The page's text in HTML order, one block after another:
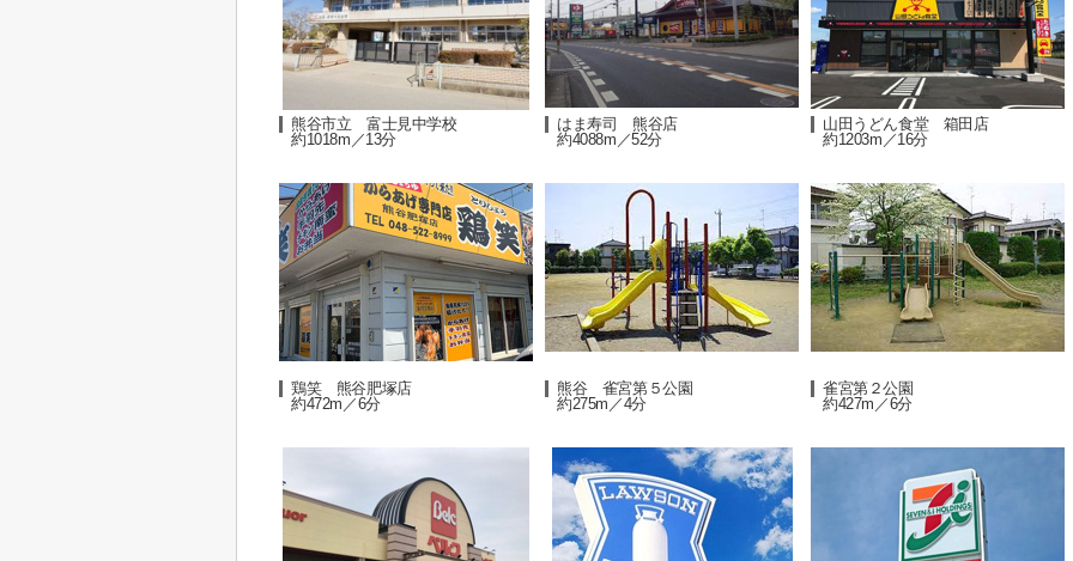
熊谷市立 富士見中学校
約1018m／13分
はま寿司 熊谷店
約4088m／52分
山田うどん食堂 箱田店
約1203m／16分
鶏笑 熊谷肥塚店
約472m／6分
熊谷 雀宮第５公園
約275m／4分
雀宮第２公園
約427m／6分